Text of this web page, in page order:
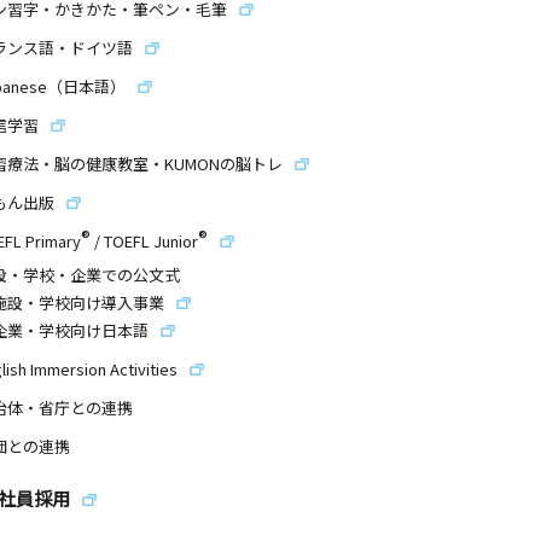
習字・かきかた・筆ペン・毛筆
ンス語・ドイツ語
（日本語）
学習
療法・脳の健康教室・KUMONの脳トレ
ん出版
Primary® /TOEFL Junior®
・学校・企業での公文式
設・学校向け導入事業
業・学校向け日本語
Immersion Activities
体・省庁との連携
との連携
員採用